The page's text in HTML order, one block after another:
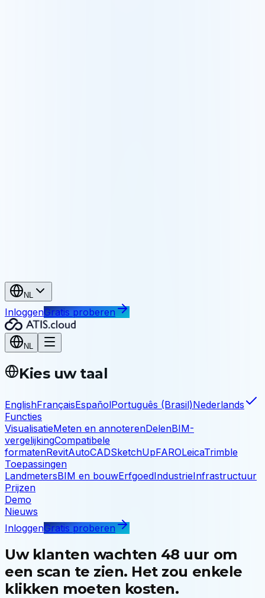
NL
InloggenGratis proberen
NL
Kies uw taal
EnglishFrançaisEspañolPortuguês (Brasil)Nederlands
Functies
VisualisatieMeten en annoterenDelenBIM-
vergelijkingCompatibele
formatenRevitAutoCADSketchUpFAROLeicaTrimble
Toepassingen
LandmetersBIM en bouwErfgoedIndustrieInfrastructuur
Prijzen
Demo
Nieuws
InloggenGratis proberen
Uw klanten wachten 48 uur om
een scan te zien. Het zou enkele
klikken moeten kosten.